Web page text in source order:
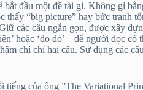
đầu một đề tài gì. Không gì
thấy “big picture” hay bức tranh
các câu ngắn gọn, được xây
hoặc ‘do đó’ – để người đọc có
chí chỉ hai câu. Sử dụng các
của ông ”The Variational